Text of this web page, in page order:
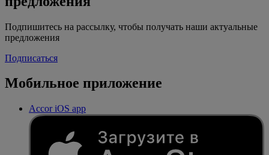
Подпишитесь на рассылку, чтобы получать наши актуальные
предложения
Подписаться
Мобильное приложение
Accor iOS app